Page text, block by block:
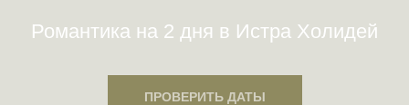
Романтика на 2 дня в Истра Холидей
ПРОВЕРИТЬ ДАТЫ